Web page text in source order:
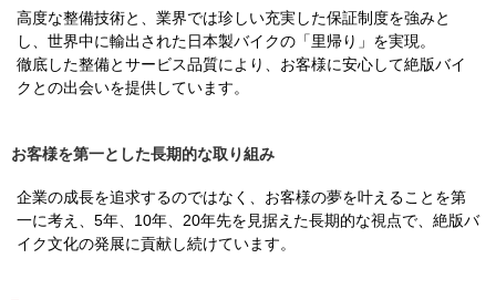
高度な整備技術と、業界では珍しい充実した保証制度を強みと
し、世界中に輸出された日本製バイクの「里帰り」を実現。
徹底した整備とサービス品質により、お客様に安心して絶版バイ
クとの出会いを提供しています。
お客様を第一とした長期的な取り組み
企業の成長を追求するのではなく、お客様の夢を叶えることを第
一に考え、5年、10年、20年先を見据えた長期的な視点で、絶版バ
イク文化の発展に貢献し続けています。